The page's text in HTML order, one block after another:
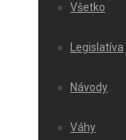
Všetko
Legislatíva
Návody
Váhy